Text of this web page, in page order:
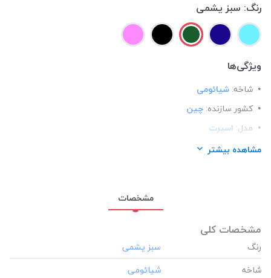
رنگ: سبز یشمی
ویژگی‌ها
شاخه: شیائومی
کشور سازنده: چین
مدل: اسپرت
مناسب برای گوشی:
مشاهده بیشتر
مشخصات
مشخصات کلی
رنگ
شاخه